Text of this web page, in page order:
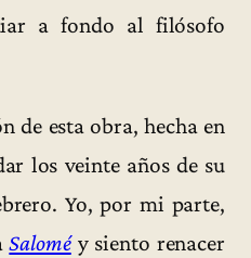
a fondo al filósofo
de esta obra, hecha en
los veinte años de su
Yo, por mi parte,
Saloméy siento renacer